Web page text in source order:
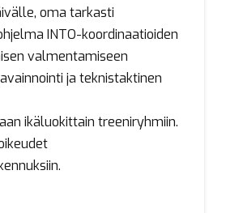
oma tarkasti
INTO-koordinaatioiden
valmentamiseen
ja teknistaktinen
ikäluokittain treeniryhmiin.